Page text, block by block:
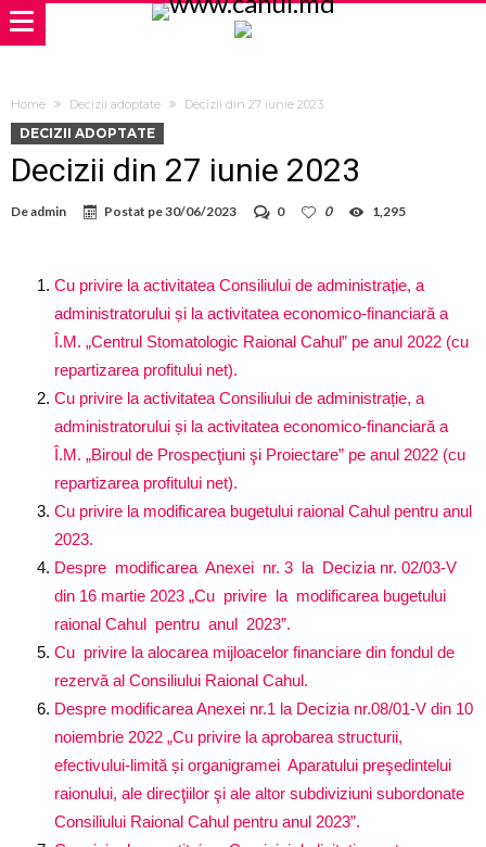
Home Decizii adoptate Decizii din 27 iunie 2023
DECIZII ADOPTATE
Decizii din 27 iunie 2023
Deadmin Postat pe30/06/2023 0 0 1,295
Cu privire la activitatea Consiliului de administrație, a
administratorului și la activitatea economico-financiară a
Î.M. „Centrul Stomatologic Raional Cahul” pe anul 2022 (cu
repartizarea profitului net).
Cu privire la activitatea Consiliului de administrație, a
administratorului și la activitatea economico-financiară a
Î.M. „Biroul de Prospecţiuni şi Proiectare” pe anul 2022 (cu
repartizarea profitului net).
Cu privire la modificarea bugetului raional Cahul pentru anul
2023.
Despre modificarea Anexei nr. 3 la Decizia nr. 02/03-V
din 16 martie 2023 „Cu privire la modificarea bugetului
raional Cahul pentru anul 2023”.
Cu privire la alocarea mijloacelor financiare din fondul de
rezervă al Consiliului Raional Cahul.
Despre modificarea Anexei nr.1 la Decizia nr.08/01-V din 10
noiembrie 2022 „Cu privire la aprobarea structurii,
efectivului-limită și organigramei Aparatului preşedintelui
raionului, ale direcţiilor şi ale altor subdiviziuni subordonate
Consiliului Raional Cahul pentru anul 2023”.